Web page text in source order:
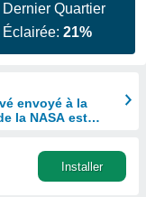
Dernier Quartier
Éclairée:21%
envoyé à la
la NASA est
Installer